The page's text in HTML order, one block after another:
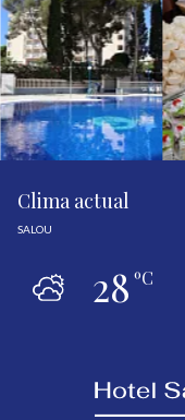
Clima actual
SALOU
28ºC